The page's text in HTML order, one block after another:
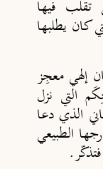
تقلَّب فيها
كان يطلبها
إلهي معجِز
التي نزل
الذي دعا
الطبيعي